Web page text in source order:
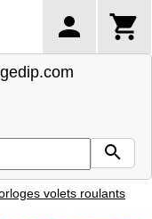
volets roulants